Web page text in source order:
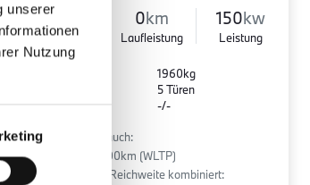
unserer
Nutzung
Elektro
Kraftstoff
0km
Laufleistung
150kw
Leistung
1 Gänge
1960kg
5 Türen
-/-
Stromverbrauch:
16.8 kWh/100km (WLTP)
Elektrische Reichweite kombiniert: